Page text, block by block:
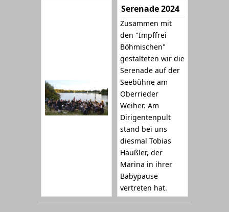
Serenade 2024
Zusammen mit
den "Impffrei
Böhmischen"
gestalteten wir die
Serenade auf der
Seebühne am
Oberrieder
Weiher. Am
Dirigentenpult
stand bei uns
diesmal Tobias
Häußler, der
Marina in ihrer
Babypause
vertreten hat.